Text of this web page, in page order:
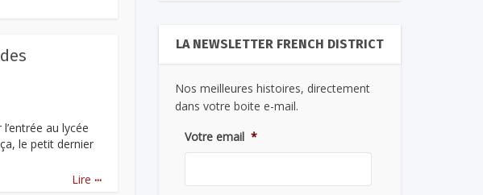
au lycée
le petit dernier
Lire ...
LA NEWSLETTER FRENCH DISTRICT
Nos meilleures histoires, directement
dans votre boite e-mail.
Votre email *